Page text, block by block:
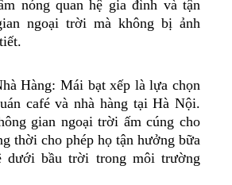
nóng quan hệ gia đình và tận
ngoại trời mà không bị ảnh
Hàng: Mái bạt xếp là lựa chọn
café và nhà hàng tại Hà Nội.
gian ngoại trời ấm cúng cho
thời cho phép họ tận hưởng bữa
dưới bầu trời trong môi trường